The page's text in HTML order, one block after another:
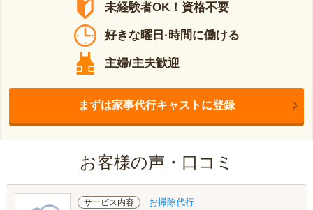
未経験者OK！資格不要
好きな曜日·時間に働ける
主婦/主夫歓迎
まずは家事代行キャストに登録
お客様の声・口コミ
サービス内容 お掃除代行